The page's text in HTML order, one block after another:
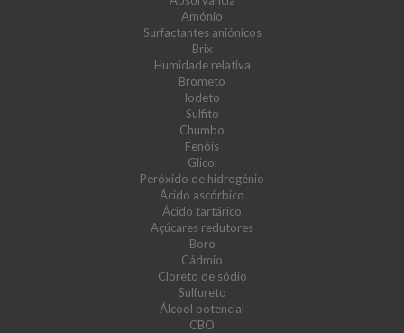
Amónio
Surfactantes aniónicos
Brix
Humidade relativa
Brometo
Iodeto
Sulfito
Chumbo
Fenóis
Glicol
Peróxido de hidrogénio
Ácido ascórbico
Ácido tartárico
Açúcares redutores
Boro
Cádmio
Cloreto de sódio
Sulfureto
Álcool potencial
CBO